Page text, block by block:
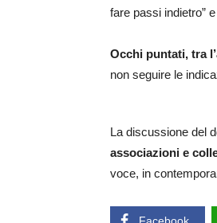
fare passi indietro”
Occhi puntati, tra
non seguire le
La discussione del
associazioni e
voce, in